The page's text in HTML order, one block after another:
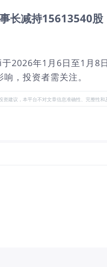
长减持15613540股
2026年1月6日至1月8
，投资者需关注。
建议，本平台不对文章信息准确性、完整性